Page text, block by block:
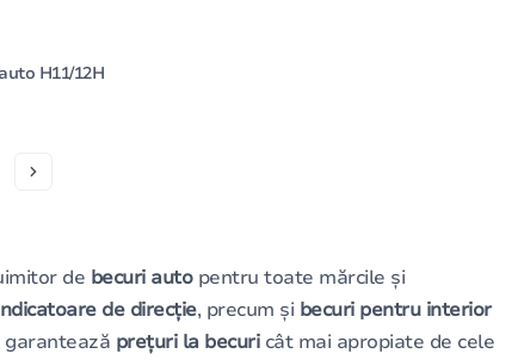
H11/12H
de becuri autopentru toate mărcile și
de direcție, precum și becuri pentru interior
garantează prețuri la becuricât mai apropiate de cele